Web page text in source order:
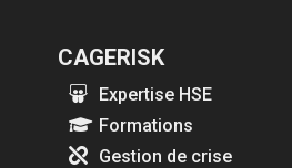
CAGERISK
Expertise HSE
Formations
Gestion de crise